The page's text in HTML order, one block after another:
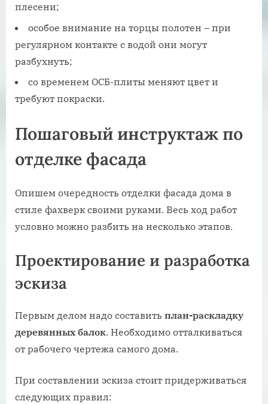
плесени;
особое внимание на торцы полотен – при
регулярном контакте с водой они могут
разбухнуть;
со временем ОСБ-плиты меняют цвет и
требуют покраски.
Пошаговый инструктаж по
отделке фасада
Опишем очередность отделки фасада дома в
стиле фахверк своими руками. Весь ход работ
условно можно разбить на несколько этапов.
Проектирование и разработка
эскиза
Первым делом надо составить план-раскладку
деревянных балок. Необходимо отталкиваться
от рабочего чертежа самого дома.
При составлении эскиза стоит придерживаться
следующих правил: